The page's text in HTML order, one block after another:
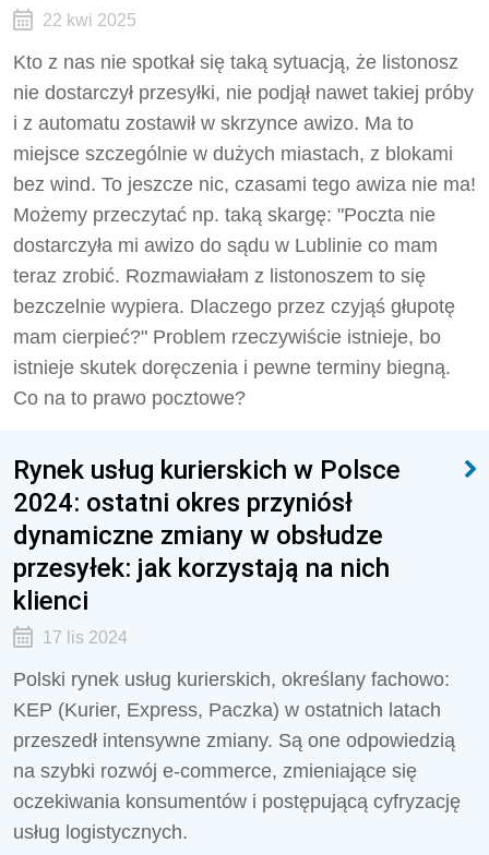
22 kwi 2025
Kto z nas nie spotkał się taką sytuacją, że listonosz
nie dostarczył przesyłki, nie podjął nawet takiej próby
i z automatu zostawił w skrzynce awizo. Ma to
miejsce szczególnie w dużych miastach, z blokami
bez wind. To jeszcze nic, czasami tego awiza nie ma!
Możemy przeczytać np. taką skargę: "Poczta nie
dostarczyła mi awizo do sądu w Lublinie co mam
teraz zrobić. Rozmawiałam z listonoszem to się
bezczelnie wypiera. Dlaczego przez czyjąś głupotę
mam cierpieć?" Problem rzeczywiście istnieje, bo
istnieje skutek doręczenia i pewne terminy biegną.
Co na to prawo pocztowe?
Rynek usług kurierskich w Polsce
2024: ostatni okres przyniósł
dynamiczne zmiany w obsłudze
przesyłek: jak korzystają na nich
klienci
17 lis 2024
Polski rynek usług kurierskich, określany fachowo:
KEP (Kurier, Express, Paczka) w ostatnich latach
przeszedł intensywne zmiany. Są one odpowiedzią
na szybki rozwój e-commerce, zmieniające się
oczekiwania konsumentów i postępującą cyfryzację
usług logistycznych.